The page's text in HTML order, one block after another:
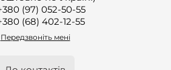
(97) 052-50-55
(68) 402-12-55
Передзвоніть мені